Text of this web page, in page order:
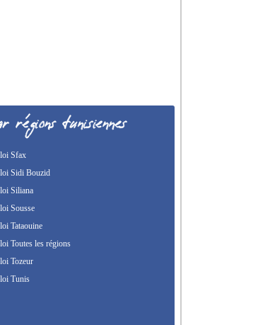
Sfax
Sidi Bouzid
Siliana
Sousse
Tataouine
Toutes les régions
Tozeur
Tunis